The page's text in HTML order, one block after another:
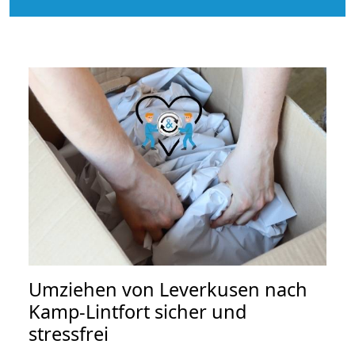
Umziehen von Leverkusen nach
Kamp-Lintfort sicher und
stressfrei